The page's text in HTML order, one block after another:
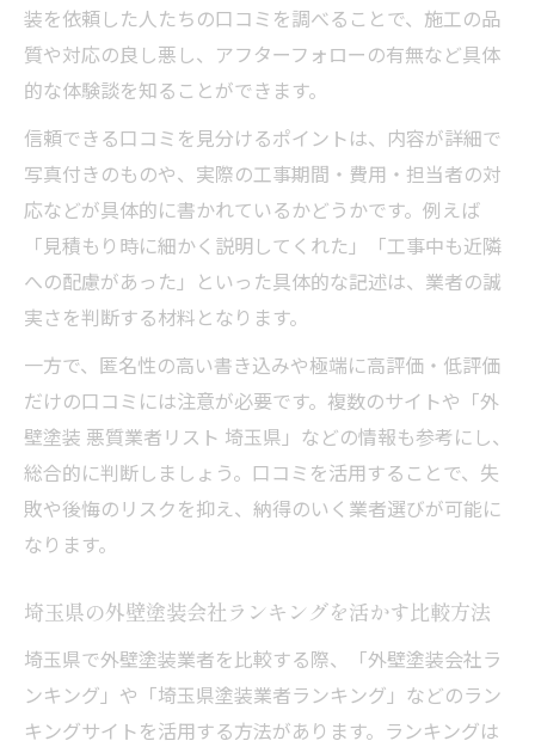
装を依頼した人たちの口コミを調べることで、施工の品
質や対応の良し悪し、アフターフォローの有無など具体
的な体験談を知ることができます。
信頼できる口コミを見分けるポイントは、内容が詳細で
写真付きのものや、実際の工事期間・費用・担当者の対
応などが具体的に書かれているかどうかです。例えば
「見積もり時に細かく説明してくれた」「工事中も近隣
への配慮があった」といった具体的な記述は、業者の誠
実さを判断する材料となります。
一方で、匿名性の高い書き込みや極端に高評価・低評価
だけの口コミには注意が必要です。複数のサイトや「外
壁塗装 悪質業者リスト 埼玉県」などの情報も参考にし、
総合的に判断しましょう。口コミを活用することで、失
敗や後悔のリスクを抑え、納得のいく業者選びが可能に
なります。
埼玉県の外壁塗装会社ランキングを活かす比較方法
埼玉県で外壁塗装業者を比較する際、「外壁塗装会社ラ
ンキング」や「埼玉県塗装業者ランキング」などのラン
キングサイトを活用する方法があります。ランキングは